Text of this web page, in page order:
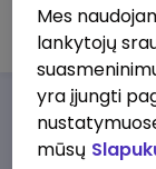
Darbo
Mes
lankytojų
yra įjungti
mūsų